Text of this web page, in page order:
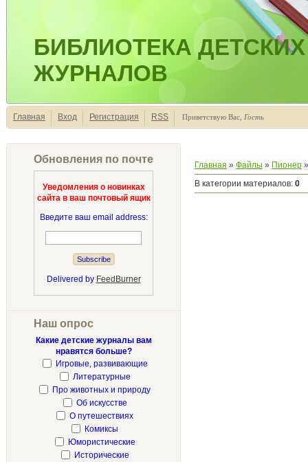
БИБЛИОТЕКА ДЕТСКИХ
ЖУРНАЛОВ
Главная Вход Регистрация RSS Приветствую Вас Гость
Обновления по почте
Уведомления о новинках
сайта в ваш почтовый ящик
Введите ваш email address:
Delivered by FeedBurner
Наш опрос
Какие детские журналы вам
нравятся больше?
Игровые, развивающие
Литературные
Про животных и природу
Об искусстве
О путешествиях
Комиксы
Юмористические
Исторические
Главная » Файлы » Пионер
В категории материалов: 0